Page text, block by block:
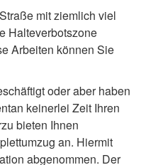
mit ziemlich viel
Halteverbotszone
Arbeiten können Sie
oder aber haben
keinerlei Zeit Ihren
bieten Ihnen
an. Hiermit
abgenommen. Der